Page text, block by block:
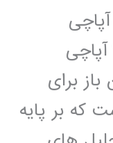
برای
که بر پایه